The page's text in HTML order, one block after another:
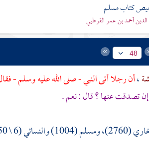
كتاب مسلم
أحمد بن عمر القرطبي
48
،أن رجلا أتى النبي - صلى الله عليه وسلم -
تصدقت عنها ؟ قال : نعم .